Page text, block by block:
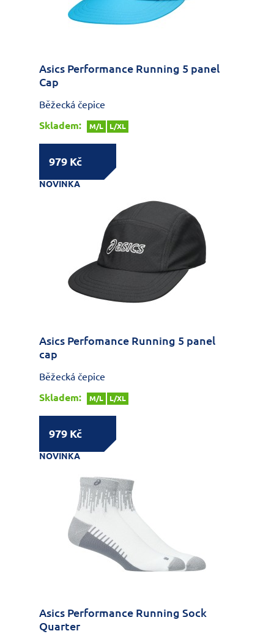
Asics Performance Running 5 panel
Cap
Běžecká čepice
Skladem:
M/L L/XL
979 Kč
NOVINKA
Asics Perfomance Running 5 panel
cap
Běžecká čepice
Skladem:
M/L L/XL
979 Kč
NOVINKA
Asics Performance Running Sock
Quarter